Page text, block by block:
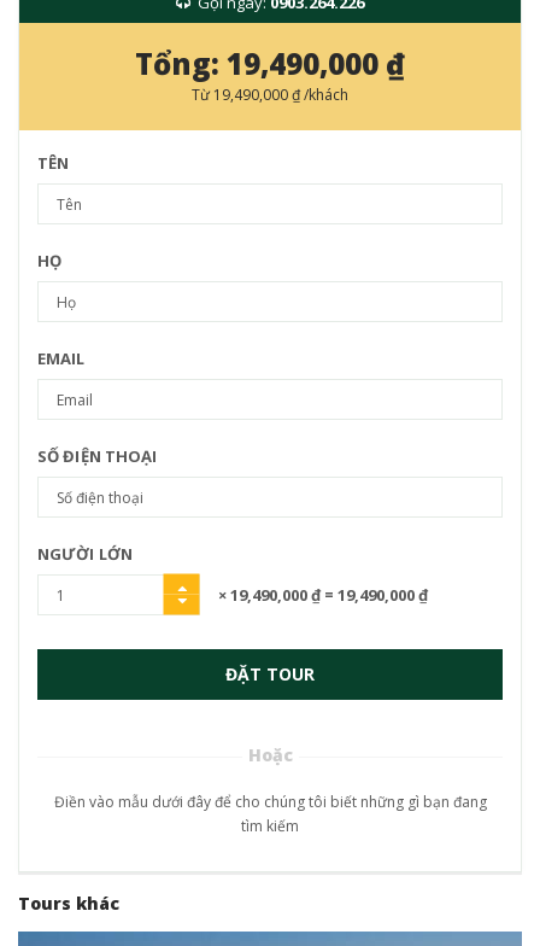
Tổng: 19,490,000 ₫
Từ19,490,000 ₫/khách
TÊN
HỌ
EMAIL
SỐ ĐIỆN THOẠI
NGƯỜI LỚN
× 19,490,000 ₫ = 19,490,000 ₫
ĐẶT TOUR
Hoặc
Điền vào mẫu dưới đây để cho chúng tôi biết những gì bạn đang
tìm kiếm
Tours khác